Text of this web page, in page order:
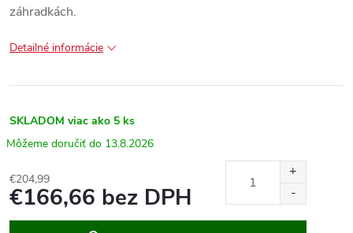
záhradkách.
Detailné informácie
SKLADOM viac ako 5 ks
13.8.2026
€204,99
€166,66 bez DPH